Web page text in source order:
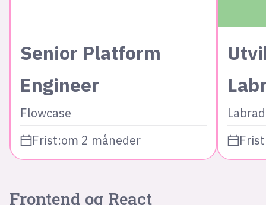
Senior Platform
Engineer
Flowcase
Frist:om 2 måneder
Frontend og React